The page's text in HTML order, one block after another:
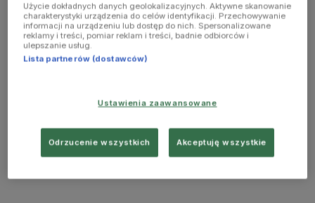
Użycie dokładnych danych geolokalizacyjnych. Aktywne skanowanie
charakterystyki urządzenia do celów identyfikacji. Przechowywanie
informacji na urządzeniu lub dostęp do nich. Spersonalizowane
reklamy i treści, pomiar reklam i treści, badnie odbiorców i
ulepszanie usług.
Lista partnerów (dostawców)
Ustawienia zaawansowane
Odrzucenie wszystkich Akceptuję wszystkie